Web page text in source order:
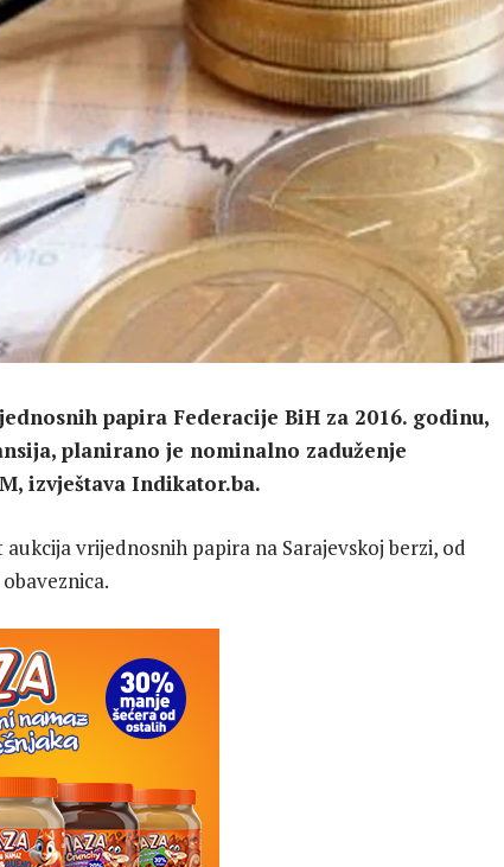
papira Federacije BiH za 2016. godinu,
planirano je nominalno zaduženje
izvještava Indikator.ba.
vrijednosnih papira na Sarajevskoj berzi, od